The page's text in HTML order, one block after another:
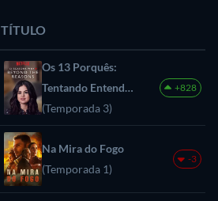
TÍTULO
Os 13 Porquês:
Tentando Entender
os Porquês
(Temporada 3)
+828
Na Mira do Fogo
(Temporada 1)
-3